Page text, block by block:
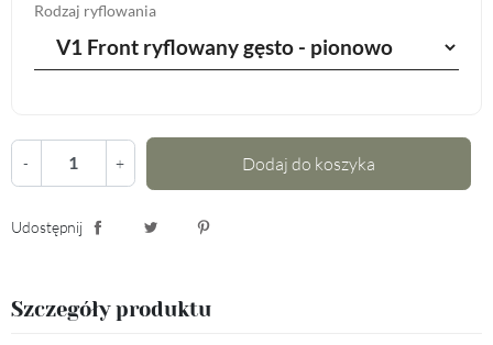
Rodzaj ryflowania
- + Dodaj do koszyka
Udostępnij
Szczegóły produktu